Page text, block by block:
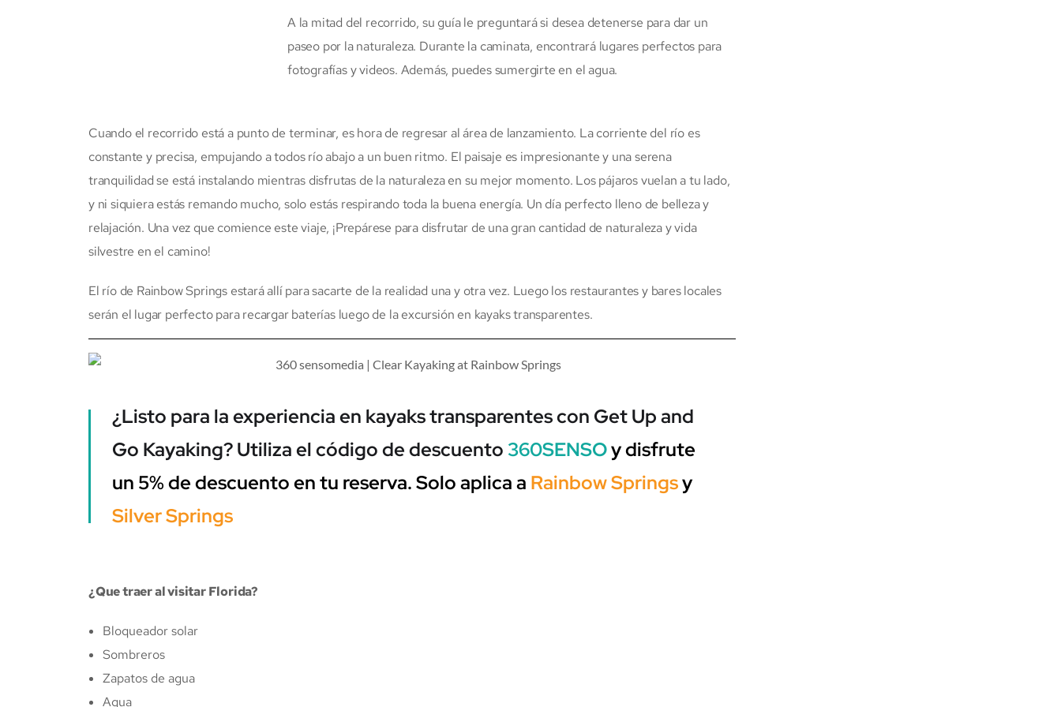
A la mitad del recorrido, su guía le preguntará si desea detenerse para dar un
paseo por la naturaleza. Durante la caminata, encontrará lugares perfectos para
fotografías y videos. Además, puedes sumergirte en el agua.
Cuando el recorrido está a punto de terminar, es hora de regresar al área de lanzamiento. La corriente del río es
constante y precisa, empujando a todos río abajo a un buen ritmo. El paisaje es impresionante y una serena
tranquilidad se está instalando mientras disfrutas de la naturaleza en su mejor momento. Los pájaros vuelan a tu lado,
y ni siquiera estás remando mucho, solo estás respirando toda la buena energía. Un día perfecto lleno de belleza y
relajación. Una vez que comience este viaje, ¡Prepárese para disfrutar de una gran cantidad de naturaleza y vida
silvestre en el camino!
El río de Rainbow Springs estará allí para sacarte de la realidad una y otra vez. Luego los restaurantes y bares locales
serán el lugar perfecto para recargar baterías luego de la excursión en kayaks transparentes.
¿Listo para la experiencia en kayaks transparentes con Get Up and
Go Kayaking? Utiliza el código de descuento 360SENSOy disfrute
un 5% de descuento en tu reserva. Solo aplica a Rainbow Springsy
Silver Springs
¿Que traer al visitar Florida?
Bloqueador solar
Sombreros
Zapatos de agua
Agua